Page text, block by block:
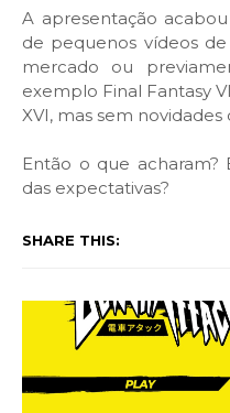
A apresentação
de pequenos vídeos
mercado ou
exemplo Final Fantasy
XVI, mas sem novidades
Então o que acharam?
das expectativas?
SHARE THIS: